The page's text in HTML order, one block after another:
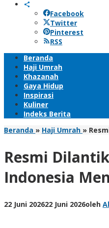
Facebook
Twitter
Pinterest
RSS
Beranda
Haji Umrah
Khazanah
Gaya Hidup
Inspirasi
Kuliner
Indeks Berita
Beranda » Haji Umrah »
Resmi
Indonesia
22 Juni 202622 Juni 2026oleh